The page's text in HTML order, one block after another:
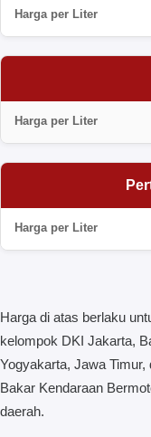
Harga di atas berlaku
kelompok DKI Jakarta,
Yogyakarta, Jawa
Bakar Kendaraan
daerah.